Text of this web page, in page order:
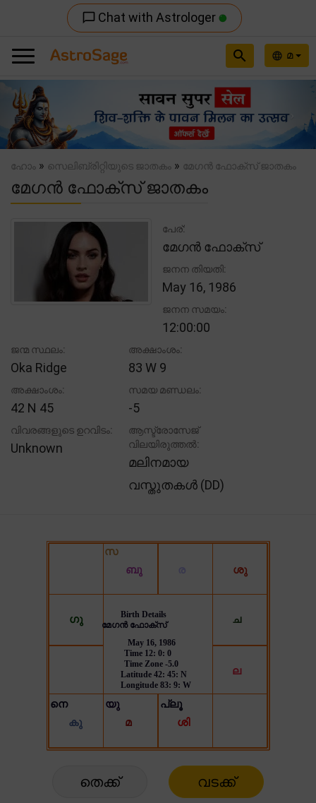
chat_bubble_outline Chat with Astrologer
language മ
search
Previous
ഹോം » സെലിബ്രിറ്റിയുടെ ജാതകം » മേഗൻ ഫോക്സ് ജാതകം
മേഗൻ ഫോക്സ് ജാതകം
പേര്:
മേഗൻ ഫോക്സ്
ജനന തിയതി:
May 16, 1986
ജനന സമയം:
12:00:00
ജന്മ സ്ഥലം:
Oka Ridge
അക്ഷാംശം:
83 W 9
അക്ഷാംശം:
42 N 45
സമയ മണ്ഡലം:
-5
വിവരങ്ങളുടെ ഉറവിടം:
Unknown
ആസ്ട്രോസേജ്
വിലയിരുത്തൽ:
മലിനമായ
വസ്തുതകൾ (DD)
തെക്ക് വടക്ക്